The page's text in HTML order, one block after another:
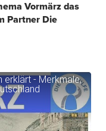
Vormärz das
Partner Die
erklärt - Merkmale,